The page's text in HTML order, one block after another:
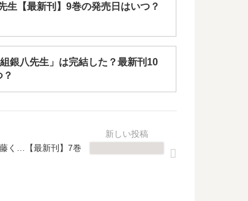
生【最新刊】9巻の発売日はいつ？
組銀八先生」は完結した？最新刊10
く…【最新刊】7巻